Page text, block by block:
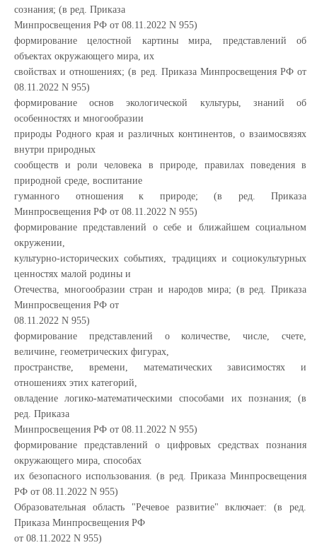
сознания; (в ред. Приказа
Минпросвещения РФ от 08.11.2022 N 955)
формирование целостной картины мира, представлений об
объектах окружающего мира, их
свойствах и отношениях; (в ред. Приказа Минпросвещения РФ от
08.11.2022 N 955)
формирование основ экологической культуры, знаний об
особенностях и многообразии
природы Родного края и различных континентов, о взаимосвязях
внутри природных
сообществ и роли человека в природе, правилах поведения в
природной среде, воспитание
гуманного отношения к природе; (в ред. Приказа
Минпросвещения РФ от 08.11.2022 N 955)
формирование представлений о себе и ближайшем социальном
окружении,
культурно-исторических событиях, традициях и социокультурных
ценностях малой родины и
Отечества, многообразии стран и народов мира; (в ред. Приказа
Минпросвещения РФ от
08.11.2022 N 955)
формирование представлений о количестве, числе, счете,
величине, геометрических фигурах,
пространстве, времени, математических зависимостях и
отношениях этих категорий,
овладение логико-математическими способами их познания; (в
ред. Приказа
Минпросвещения РФ от 08.11.2022 N 955)
формирование представлений о цифровых средствах познания
окружающего мира, способах
их безопасного использования. (в ред. Приказа Минпросвещения
РФ от 08.11.2022 N 955)
Образовательная область "Речевое развитие" включает: (в ред.
Приказа Минпросвещения РФ
от 08.11.2022 N 955)